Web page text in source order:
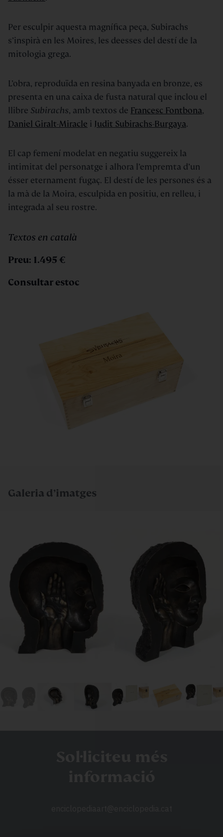
Per esculpir aquesta magnífica peça, Subirachs
s’inspirà en les Moires, les deesses del destí de la
mitologia grega.
L’obra, reproduïda en resina banyada en bronze, es
presenta en una caixa de fusta natural que inclou el
llibre Subirachs, amb textos de Francesc Fontbona
Daniel Giralt-Miracle i Judit Subirachs-Burgaya.
El cap femení modelat en negatiu suggereix la
intimitat del personatge i alhora l’empremta d’un
ésser eternament fugaç. El destí de les persones és a
la mà de la Moira, esculpida en positiu, en relleu, i
integrada al seu rostre.
Textos en català
Preu: 1.495 €
Consultar estoc
Galeria d’imatges